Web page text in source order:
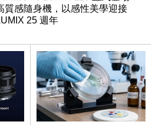
質感隨身機，以感性美學迎接
25 週年